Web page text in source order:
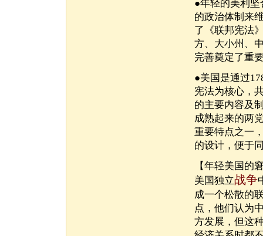
●年轻的美利
的政治体制来
了《联邦宪法
方、大小州、
完善奠定了重
●美国是通过
宪法为核心，
的主要内容及
成熟起来的两
重要特点之一
的设计，便于
【年轻美国的
美国独立战争
成一个松散的
点，他们认为
方发展，但这